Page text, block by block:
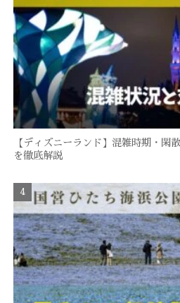
【ディズニーランド】混雑時期・閑
を徹底解説